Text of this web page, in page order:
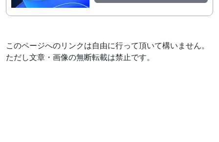
このページへのリンクは自由に行って頂いて構いません。
ただし文章・画像の無断転載は禁止です。